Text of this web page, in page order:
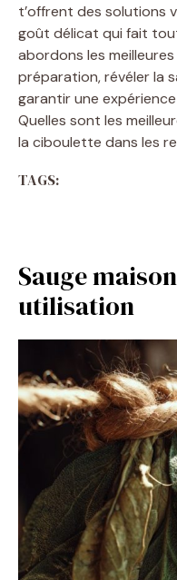
t’offrent des solutions
goût délicat qui fait
abordons les
préparation, révéler la
garantir une
Quelles sont les
la ciboulette dans les
TAGS:
Sauge
utilisation